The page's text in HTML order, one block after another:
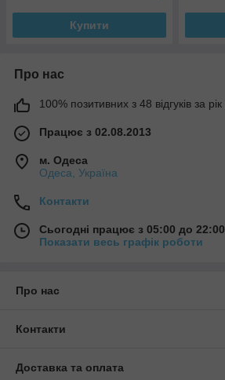
Купити
Про нас
100% позитивних з 48 відгуків за рік
Працює з 02.08.2013
м. Одеса
Одеса, Україна
Контакти
Сьогодні працює з 05:00 до 22:00
Показати весь графік роботи
Про нас
Контакти
Доставка та оплата